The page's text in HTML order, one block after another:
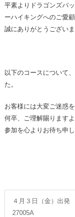
平素よりドラゴンズパ
ーハイキングへのご愛顧
誠にありがとうございま
以下のコースについて
た。
お客様には大変ご迷惑
何卒、ご理解賜ります
参加を心よりお待ち申
４月３日（金）出発
27005A